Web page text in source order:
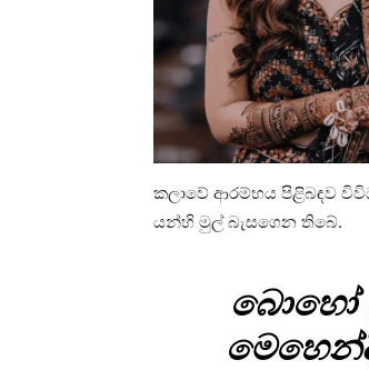
කලාවේ ආර­ම්භය පිළි­බ­ඳව
යන්හි මුල් බැස­ගෙන තිබේ.
බොහෝ